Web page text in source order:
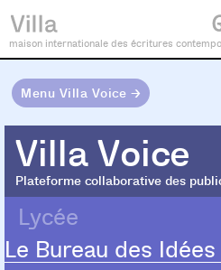
maison internationale des écritures
Menu Villa Voice →
Villa Voice
Plateforme collaborative des
Villa Voice
Lycée
Le Bureau des